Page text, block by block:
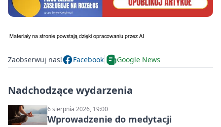
Zaobserwuj nas! Facebook Google News
Nadchodzące wydarzenia
6 sierpnia 2026, 19:00
Wprowadzenie do medytacji